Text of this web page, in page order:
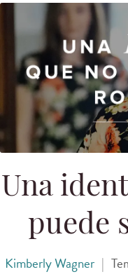
Una
puede
Kimberly Wagner |